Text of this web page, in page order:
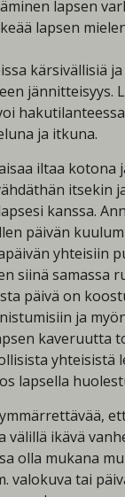
lapsen
lapsen
kärsivällisiä
jännitteisyys.
ja itkuna.
iltaa kotona
itsekin
kanssa.
päivän
yhteisiin
siinä samassa
päivä on
ja
kaveruutta
yhteisistä
lapsella
välillä ikävä
olla mukana
valokuva tai